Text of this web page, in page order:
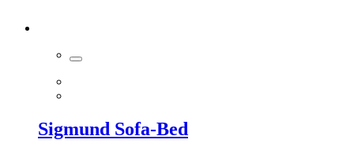
Sigmund Sofa-Bed